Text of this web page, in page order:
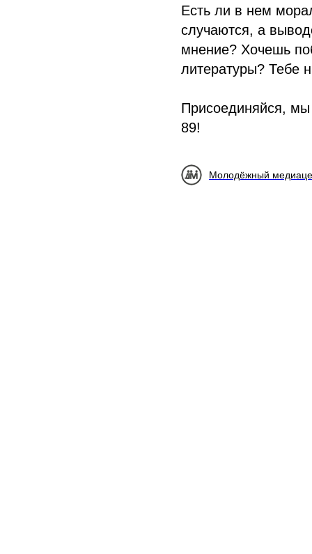
Есть ли в нем
случаются, а
мнение? Хочешь
литературы? Тебе
Присоединяйся,
89!
Молодёжный